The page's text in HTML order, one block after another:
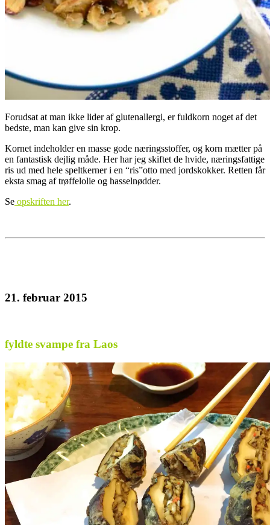
Forudsat at man ikke lider af glutenallergi, er fuldkorn noget af det
bedste, man kan give sin krop.
Kornet indeholder en masse gode næringsstoffer, og korn mætter på
en fantastisk dejlig måde. Her har jeg skiftet de hvide, næringsfattige
ris ud med hele speltkerner i en “ris”otto med jordskokker. Retten får
eksta smag af trøffelolie og hasselnødder.
Se opskriften her.
21. februar 2015
fyldte svampe fra Laos